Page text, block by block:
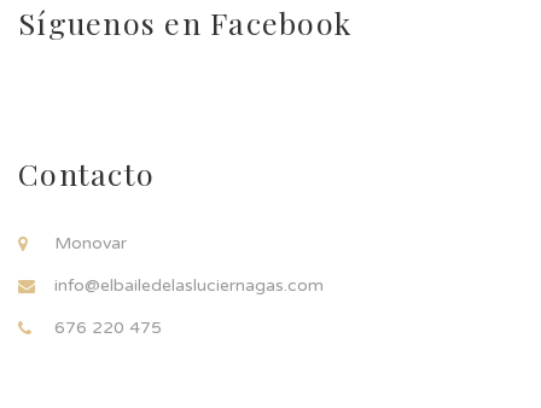
Síguenos en Facebook
Contacto
Monovar
info@elbailedelasluciernagas.com
676 220 475